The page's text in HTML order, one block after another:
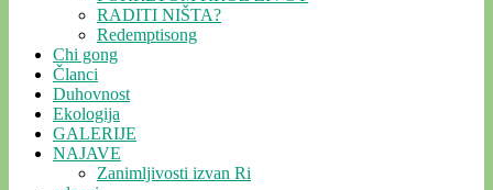
RADITI NIŠTA?
Redemptisong
Chi gong
Članci
Duhovnost
Ekologija
GALERIJE
NAJAVE
Zanimljivosti izvan Ri